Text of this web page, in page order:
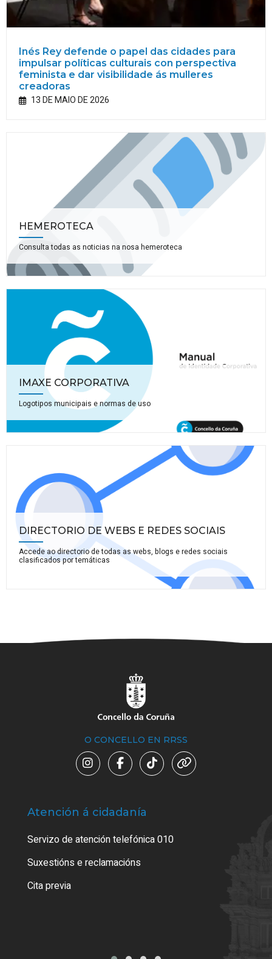
Inés Rey defende o papel das cidades para
impulsar políticas culturais con perspectiva
feminista e dar visibilidade ás mulleres
creadoras
13 DE MAIO DE 2026
HEMEROTECA
Consulta todas as noticias na nosa hemeroteca
IMAXE CORPORATIVA
Logotipos municipais e normas de uso
DIRECTORIO DE WEBS E REDES SOCIAIS
Accede ao directorio de todas as webs, blogs e redes sociais
clasificados por temáticas
O CONCELLO EN RRSS
Atención á cidadanía
Servizo de atención telefónica 010
Suxestións e reclamacións
Cita previa